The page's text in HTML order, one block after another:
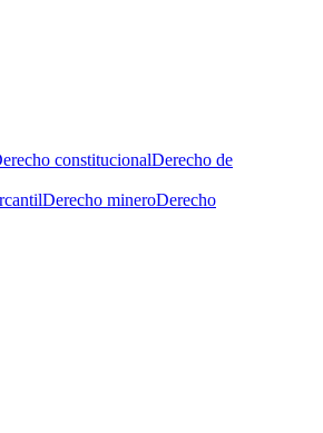
constitucionalDerecho de
Derecho mineroDerecho